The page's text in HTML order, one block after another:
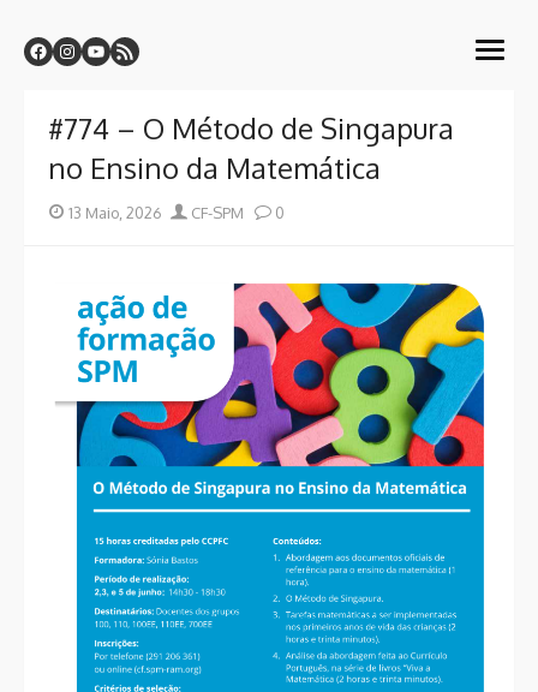
to
content
Centro de Formação CF-SPM
Sindicato dos Professores da Madeira
open
#774 – O Método de Singapura
no Ensino da Matemática
Posted
13 Maio, 2026 Author
CF-SPM 0